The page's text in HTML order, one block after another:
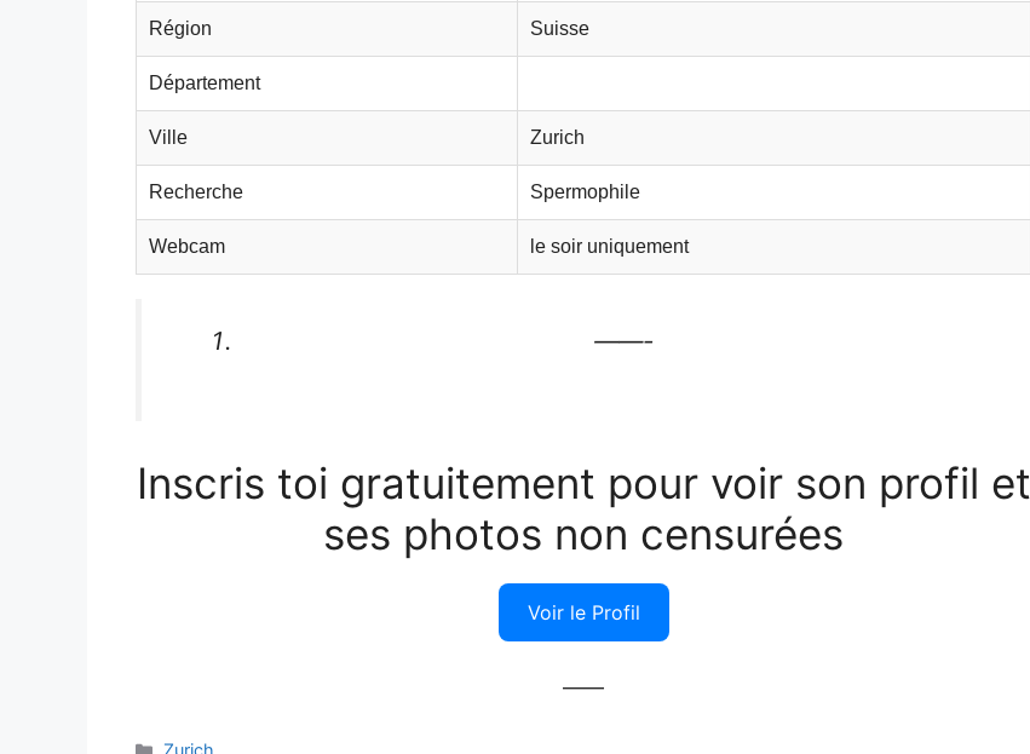
Région Suisse
Département
Ville Zurich
Recherche Spermophile
Webcam le soir uniquement
——-
Inscris toi gratuitement pour voir son profil et
ses photos non censurées
Voir le Profil
——
Catégories